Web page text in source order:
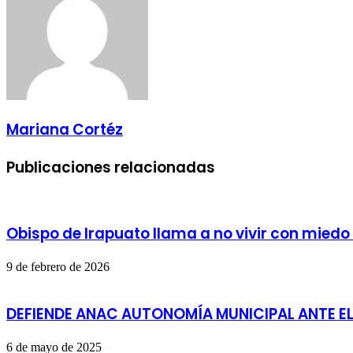
Mariana Cortéz
Publicaciones relacionadas
Obispo de Irapuato llama a no vivir con
9 de febrero de 2026
DEFIENDE ANAC AUTONOMÍA MUNICIPAL ANTE
6 de mayo de 2025